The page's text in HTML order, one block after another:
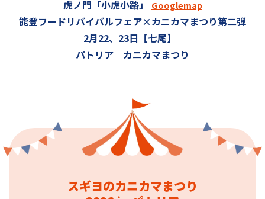
虎ノ門「小虎小路」
Googlemap
能登フードリバイバルフェア×カニカマまつり第二弾
2月22、23日 【七尾】
パトリア カニカマまつり
スギヨのカニカマまつり